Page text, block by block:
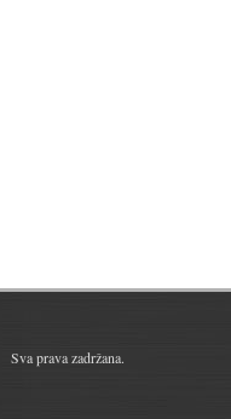
Sva prava zadržana.